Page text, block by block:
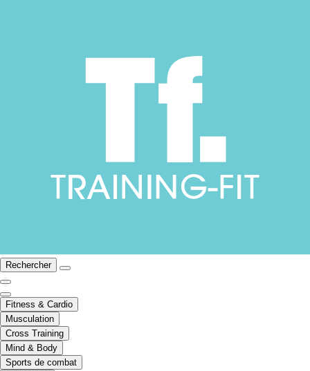
Rechercher
Fitness & Cardio
Musculation
Cross Training
Mind & Body
Sports de combat